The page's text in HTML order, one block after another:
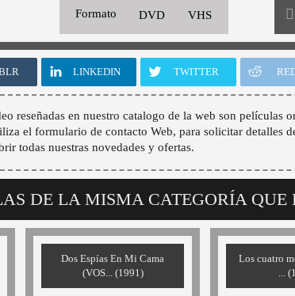
Formato DVD VHS
LINKEDIN TWITTER
reseñadas en nuestro catalogo de la web son películas
el formulario de contacto Web, para solicitar detalles
todas nuestras novedades y ofertas.
DE LA MISMA CATEGORÍA QUE
Dos Espías En Mi Cama
(VOS... (1991)
Los cuatro
...